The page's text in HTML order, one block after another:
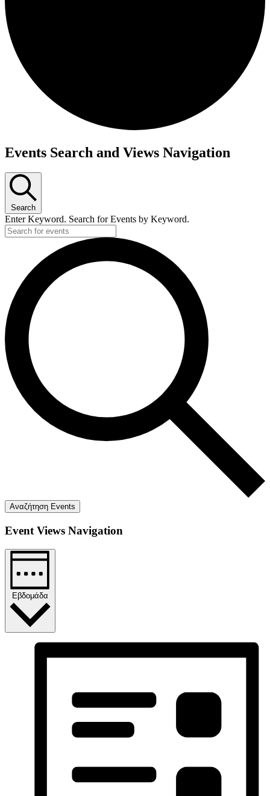
Events Search and Views Navigation
Search
Enter Keyword. Search for Events by Keyword.
Αναζήτηση Events
Event Views Navigation
Εβδομάδα